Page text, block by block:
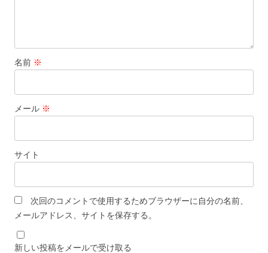
名前 ※
メール ※
サイト
次回のコメントで使用するためブラウザーに自分の名前、
メールアドレス、サイトを保存する。
新しい投稿をメールで受け取る